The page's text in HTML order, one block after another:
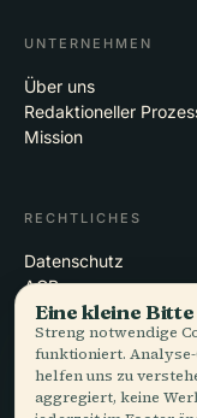
UNTERNEHMEN
Über uns
Redaktioneller
Mission
RECHTLICHES
Datenschutz
AGB
Cookie-Einstellungen
Konto löschen
Eine kleine
Streng notwendige
funktioniert.
helfen uns zu
aggregiert, keine